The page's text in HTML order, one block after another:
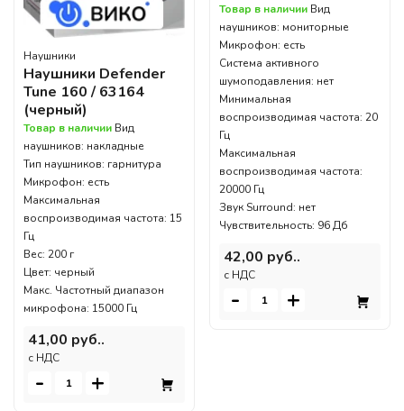
Наушники
Наушники Defender
Tune 160 / 63164
(черный)
Товар в наличии Вид
наушников: накладные
Тип наушников: гарнитура
Микрофон: есть
Максимальная
воспроизводимая частота: 15
Гц
Вес: 200 г
Цвет: черный
Макс. Частотный диапазон
микрофона: 15000 Гц
41,00 руб..
c НДС
- +
Товар в наличии Вид
наушников: мониторные
Микрофон: есть
Система активного
шумоподавления: нет
Минимальная
воспроизводимая частота: 20
Гц
Максимальная
воспроизводимая частота:
20000 Гц
Звук Surround: нет
Чувствительность: 96 Дб
42,00 руб..
c НДС
- +